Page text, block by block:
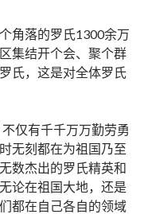
角落的罗氏1300余万
集结开个会、聚个群
氏，这是对全体罗氏
仅有千千万万勤劳勇
无刻都在为祖国乃至
数杰出的罗氏精英和
论在祖国大地，还是
都在自己各自的领域